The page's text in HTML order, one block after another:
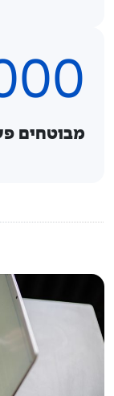
מבוטחים